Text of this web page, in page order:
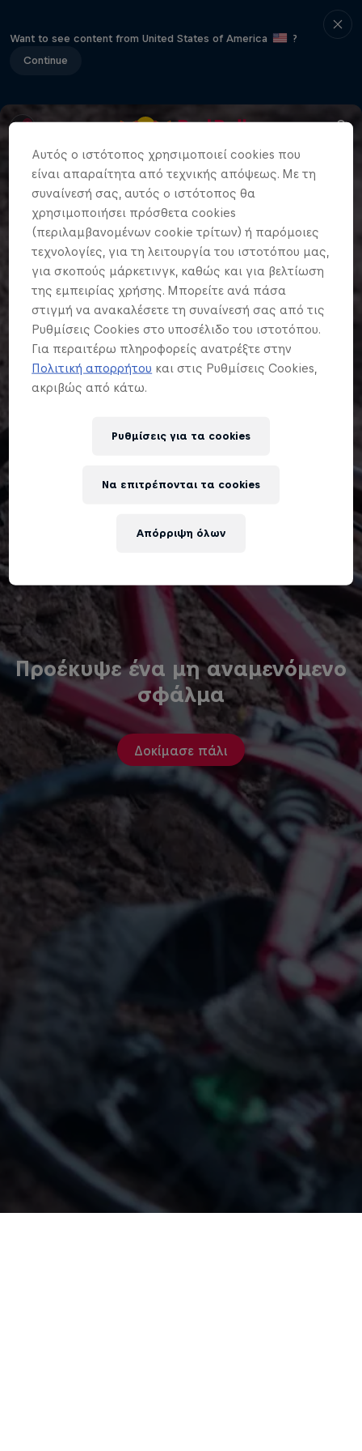
Want to see content from United States of America
?
Continue
Προέκυψε ένα μη αναμενόμενο
σφάλμα
Δοκίμασε πάλι
Αυτός ο ιστότοπος χρησιμοποιεί cookies που
είναι απαραίτητα από τεχνικής απόψεως. Με τη
συναίνεσή σας, αυτός ο ιστότοπος θα
χρησιμοποιήσει πρόσθετα cookies
(περιλαμβανομένων cookie τρίτων) ή παρόμοιες
τεχνολογίες, για τη λειτουργία του ιστοτόπου μας,
για σκοπούς μάρκετινγκ, καθώς και για βελτίωση
της εμπειρίας χρήσης. Μπορείτε ανά πάσα
στιγμή να ανακαλέσετε τη συναίνεσή σας από τις
Ρυθμίσεις Cookies στο υποσέλιδο του ιστοτόπου.
Για περαιτέρω πληροφορείς ανατρέξτε στην
Πολιτική απορρήτου και στις Ρυθμίσεις Cookies,
ακριβώς από κάτω.
Ρυθμίσεις για τα cookies
Απόρριψη όλων
Να επιτρέπονται τα cookies